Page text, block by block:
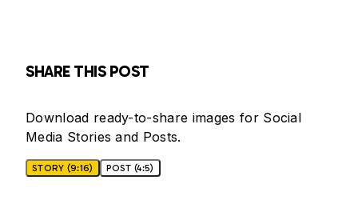
SHARE THIS POST
Download ready-to-share images for Social
Media Stories and Posts.
STORY (9:16) POST (4:5)